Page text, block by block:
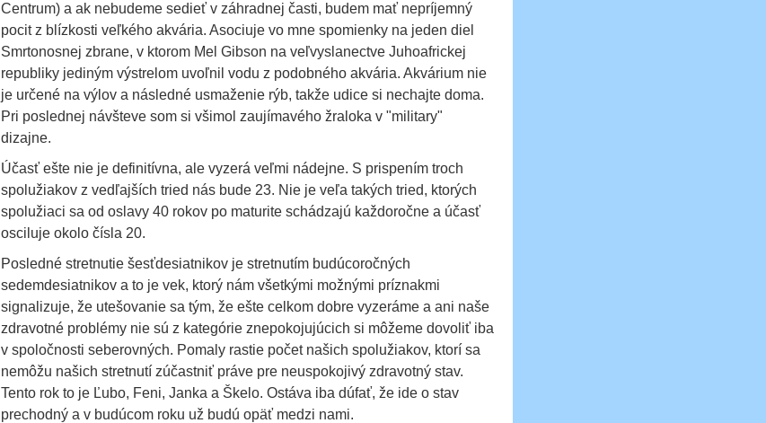
Centrum) a ak nebudeme sedieť v záhradnej časti, budem mať nepríjemný
pocit z blízkosti veľkého akvária. Asociuje vo mne spomienky na jeden diel
Smrtonosnej zbrane, v ktorom Mel Gibson na veľvyslanectve Juhoafrickej
republiky jediným výstrelom uvoľnil vodu z podobného akvária. Akvárium nie
je určené na výlov a následné usmaženie rýb, takže udice si nechajte doma.
Pri poslednej návšteve som si všimol zaujímavého žraloka v "military"
dizajne.
Účasť ešte nie je definitívna, ale vyzerá veľmi nádejne. S prispením troch
spolužiakov z vedľajších tried nás bude 23. Nie je veľa takých tried, ktorých
spolužiaci sa od oslavy 40 rokov po maturite schádzajú každoročne a účasť
osciluje okolo čísla 20.
Posledné stretnutie šesťdesiatnikov je stretnutím budúcoročných
sedemdesiatnikov a to je vek, ktorý nám všetkými možnými príznakmi
signalizuje, že utešovanie sa tým, že ešte celkom dobre vyzeráme a ani naše
zdravotné problémy nie sú z kategórie znepokojujúcich si môžeme dovoliť iba
v spoločnosti seberovných. Pomaly rastie počet našich spolužiakov, ktorí sa
nemôžu našich stretnutí zúčastniť práve pre neuspokojivý zdravotný stav.
Tento rok to je Ľubo, Feni, Janka a Škelo. Ostáva iba dúfať, že ide o stav
prechodný a v budúcom roku už budú opäť medzi nami.